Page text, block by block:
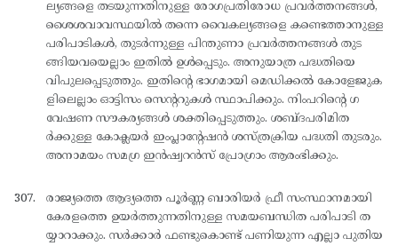
ല്യങ്ങളെ തടയുന്നതിനുള്ള രോഗപ്രതിരോധ പ്രവര്‍ത്തനങ്ങള്‍,
ശൈശവാവസ്ഥയില്‍ തന്നെ വൈകല്യങ്ങളെ കണ്ടെത്താനുള്ള
പരിപാടികള്‍, തുടര്‍ന്നുള്ള പിന്തുണാ പ്രവര്‍ത്തനങ്ങള്‍ തുട
ങ്ങിയവയെല്ലാം ഇതില്‍ ഉള്‍പ്പെടും. അനുയാത്ര പദ്ധതിയെ
വിപുലപ്പെടുത്തും. ഇതിന്റെ ഭാഗമായി മെഡിക്കല്‍ കോളേജുക
ളിലെല്ലാം ഓട്ടിസം സെന്ററുകള്‍ സ്ഥാപിക്കും. നിംപറിന്റെ ഗ
വേഷണ സൗകര്യങ്ങള്‍ ശക്തിപ്പെടുത്തും. ശബ്ദപരിമിത
ര്‍ക്കുള്ള കോക്ലയര്‍ ഇംപ്ലാന്റേഷന്‍ ശസ്ത്രക്രിയ പദ്ധതി തുടരും.
അനാമയം സമഗ്ര ഇന്‍ഷ്വറന്‍സ് പ്രോഗ്രാം ആരംഭിക്കും.
രാജ്യത്തെ ആദ്യത്തെ പൂര്‍ണ്ണ ബാരിയര്‍ ഫ്രീ സംസ്ഥാനമായി
കേരളത്തെ ഉയര്‍ത്തുന്നതിനുള്ള സമയബന്ധിത പരിപാടി ത
യ്യാറാക്കും. സര്‍ക്കാര്‍ ഫണ്ടുകൊണ്ട് പണിയുന്ന എല്ലാ പുതിയ